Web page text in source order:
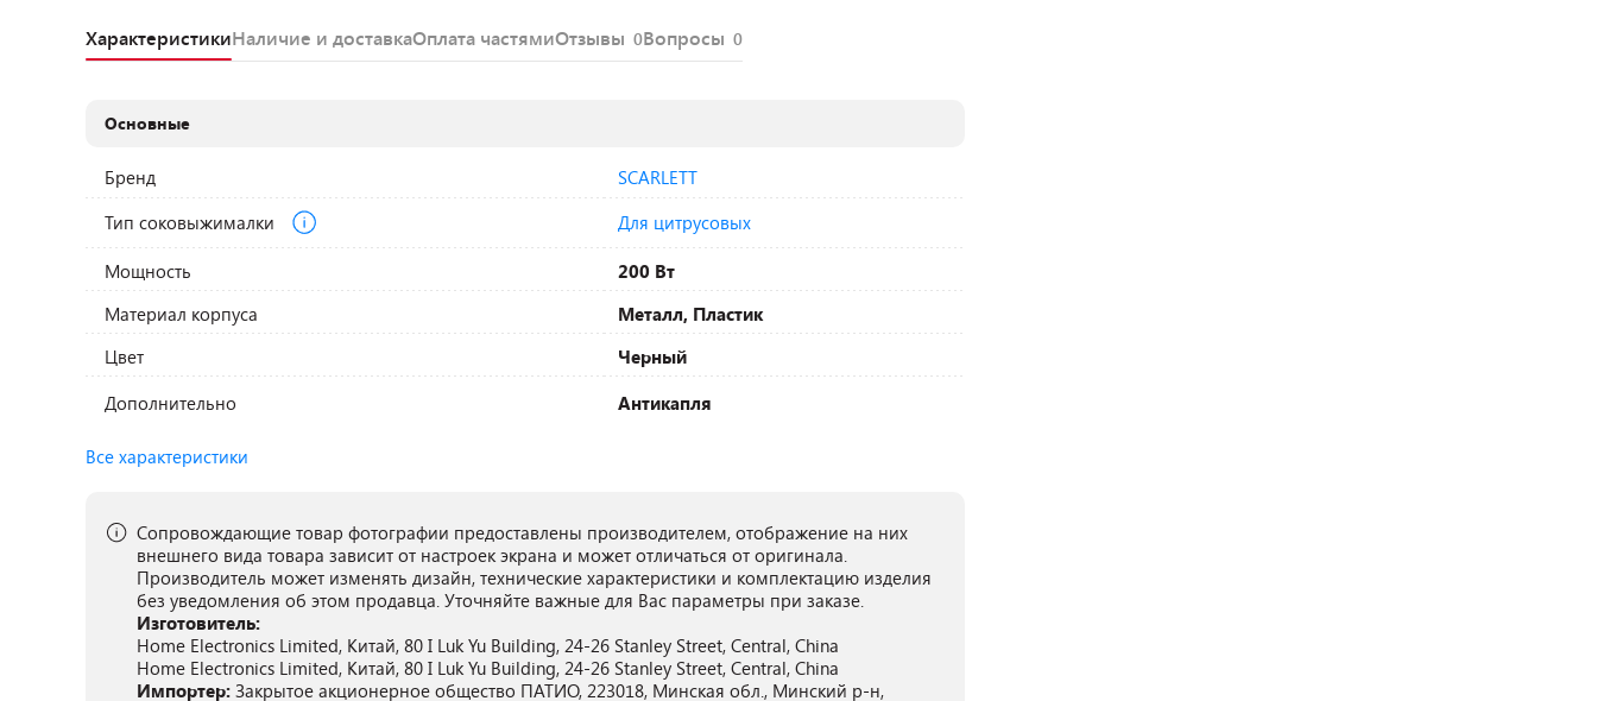
ХарактеристикиНаличие и доставкаОплата частямиОтзывы 0Вопросы 0
Основные
Бренд
SCARLETT
Тип соковыжималки
Для цитрусовых
Мощность
200 Вт
Материал корпуса
Металл, Пластик
Цвет
Черный
Дополнительно
Антикапля
Все характеристики
Сопровождающие товар фотографии предоставлены производителем, отображение на них
внешнего вида товара зависит от настроек экрана и может отличаться от оригинала.
Производитель может изменять дизайн, технические характеристики и комплектацию изделия
без уведомления об этом продавца. Уточняйте важные для Вас параметры при заказе.
Изготовитель:
Home Electronics Limited, Китай, 80 I Luk Yu Building, 24-26 Stanley Street, Central, China
Home Electronics Limited, Китай, 80 I Luk Yu Building, 24-26 Stanley Street, Central, China
Импортер: Закрытое акционерное общество ПАТИО, 223018, Минская обл., Минский р-н,